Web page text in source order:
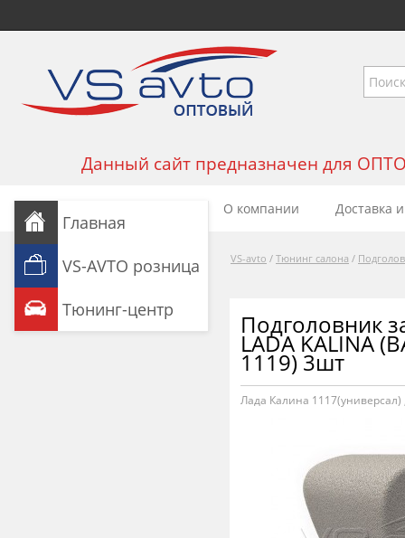
Данный сайт предназначен для
О компании Доставка
VS-avto / Тюнинг салона /
Главная
VS-AVTO розница
Тюнинг-центр
Подголовник
LADA KALINA
1119) 3шт
Лада Калина 1117(универсал)